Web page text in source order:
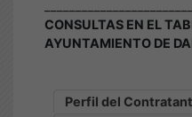
CONSULTAS EN EL
AYUNTAMIENTO DE
Perfil del